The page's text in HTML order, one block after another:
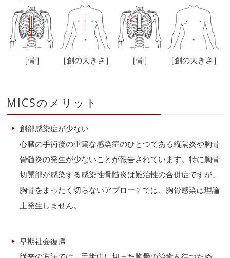
［骨］ ［創の大きさ］ ［骨］ ［創の大きさ］
MICSのメリット
創部感染症が少ない
心臓の手術後の重篤な感染症のひとつである縦隔炎や胸骨
骨髄炎の発生が少ないことが報告されています。特に胸骨
切開部が感染する感染性骨髄炎は難治性の合併症ですが、
胸骨をまったく切らないアプローチでは、胸骨感染は理論
上発生しません。
早期社会復帰